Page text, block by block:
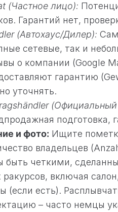
(Частное лицо):
Гарантий нет,
(Автохаус/Дилер):
сетевые, так и
о компании (Google
гарантию
уточнять.
подготовка,
и фото: Ищите
владельцев
быть четкими,
ракурсов, включая
(если есть).
– часто немцы